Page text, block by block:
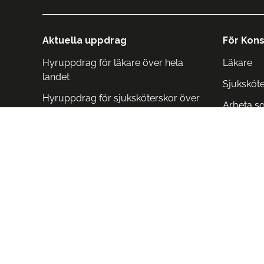
Aktuella uppdrag
Hyruppdrag för läkare över hela
landet
Hyruppdrag för sjuksköterskor över
För
Läkare
Arbeta